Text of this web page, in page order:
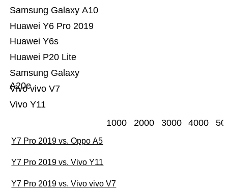
Vivo Y11
Vivo vivo V7
Samsung Galaxy
A20e
Huawei P20 Lite
Huawei Y6s
Huawei Y6 Pro 2019
Samsung Galaxy A10
1000 2000 3000 4000
Y7 Pro 2019 vs. Oppo A5
Y7 Pro 2019 vs. Vivo Y11
Y7 Pro 2019 vs. Vivo vivo V7